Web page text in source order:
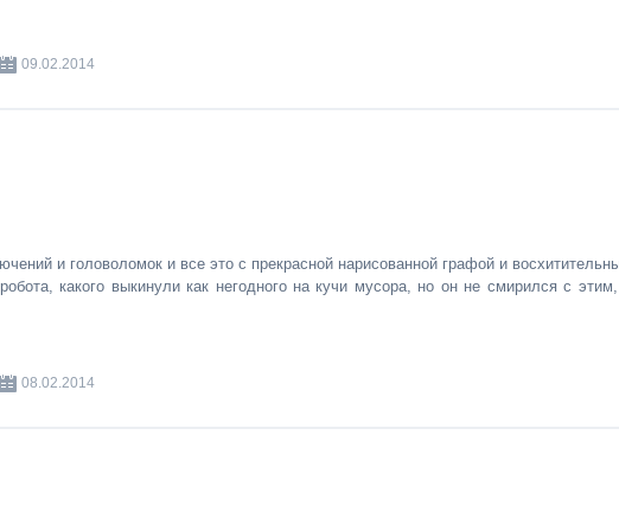
09.02.2014
и головоломок и все это с прекрасной нарисованной графой и
какого выкинули как негодного на кучи мусора, но он не смирился с
08.02.2014